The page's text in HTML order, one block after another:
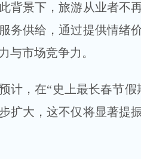
背景下，旅游从业者不
务供给，通过提供情绪
与市场竞争力。
计，在“史上最长春节
扩大，这不仅将显著提